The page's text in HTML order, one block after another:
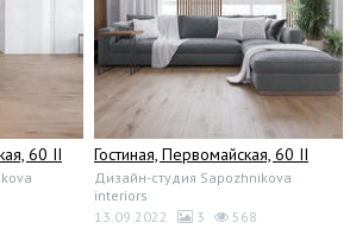
60 II Гостиная, Первомайская, 60 II
Дизайн-студия Sapozhnikova
interiors
13.09.2022
3 568